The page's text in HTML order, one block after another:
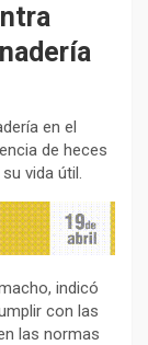
en el
de heces
vida útil.
indicó
con las
las normas